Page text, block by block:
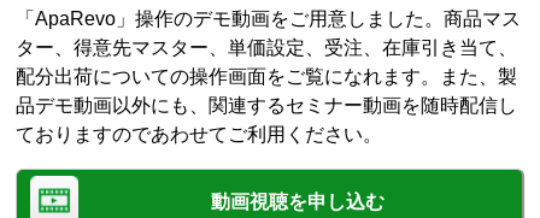
「ApaRevo」操作のデモ動画をご用意しました。商品マス
ター、得意先マスター、単価設定、受注、在庫引き当て、
配分出荷についての操作画面をご覧になれます。また、製
品デモ動画以外にも、関連するセミナー動画を随時配信し
ておりますのであわせてご利用ください。
動画視聴を申し込む